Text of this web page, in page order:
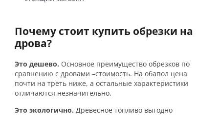
Почему стоит купить обрезки на
дрова?
Это дешево. Основное преимущество обрезков по
сравнению с дровами –стоимость. На обапол цена
почти на треть ниже, а остальные характеристики
отличаются незначительно.
Это экологично. Древесное топливо выгодно